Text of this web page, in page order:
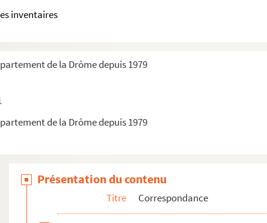
inventaires
de la Drôme depuis 1979
de la Drôme depuis 1979
Présentation du contenu
Titre Correspondance